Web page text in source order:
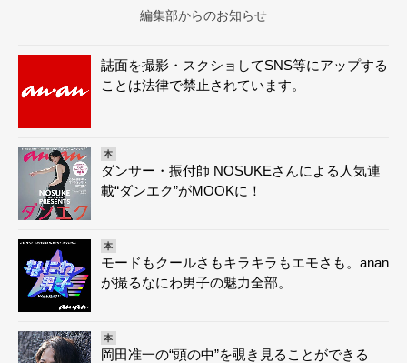
編集部からのお知らせ
誌面を撮影・スクショしてSNS等にアップする
ことは法律で禁止されています。
本
ダンサー・振付師 NOSUKEさんによる人気連
載“ダンエク”がMOOKに！
本
モードもクールさもキラキラもエモさも。anan
が撮るなにわ男子の魅力全部。
本
岡田准一の“頭の中”を覗き見ることができる